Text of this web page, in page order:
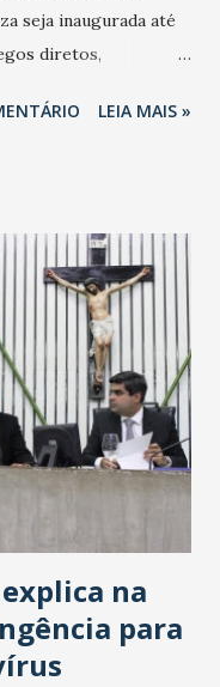
seja inaugurada até
diretos,
oficialmente, mas
LEIA MAIS »
na
para